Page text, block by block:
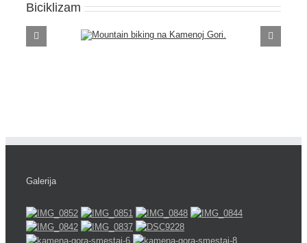
Biciklizam
Galerija